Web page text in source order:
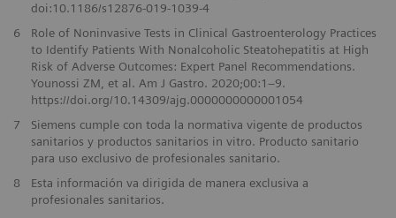
doi:10.1186/s12876-019-1039-4
6
Role of Noninvasive Tests in Clinical Gastroenterology Practices
to Identify Patients With Nonalcoholic Steatohepatitis at High
Risk of Adverse Outcomes: Expert Panel Recommendations.
Younossi ZM, et al. Am J Gastro. 2020;00:1–9.
https://doi.org/10.14309/ajg.0000000000001054
7
Siemens cumple con toda la normativa vigente de productos
sanitarios y productos sanitarios in vitro. Producto sanitario
para uso exclusivo de profesionales sanitario.
8
Esta información va dirigida de manera exclusiva a
profesionales sanitarios.